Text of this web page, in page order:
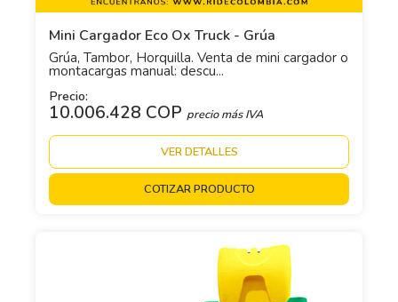
Mini Cargador Eco Ox Truck - Grúa
Grúa, Tambor, Horquilla. Venta de mini cargador o
montacargas manual: descu...
Precio:
10.006.428 COPprecio más IVA
VER DETALLES
COTIZAR PRODUCTO